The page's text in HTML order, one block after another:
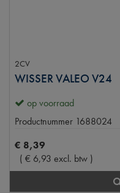
2CV
WISSER VALEO V24
op voorraad
Productnummer 1688024
€ 8,39
( € 6,93 excl. btw )